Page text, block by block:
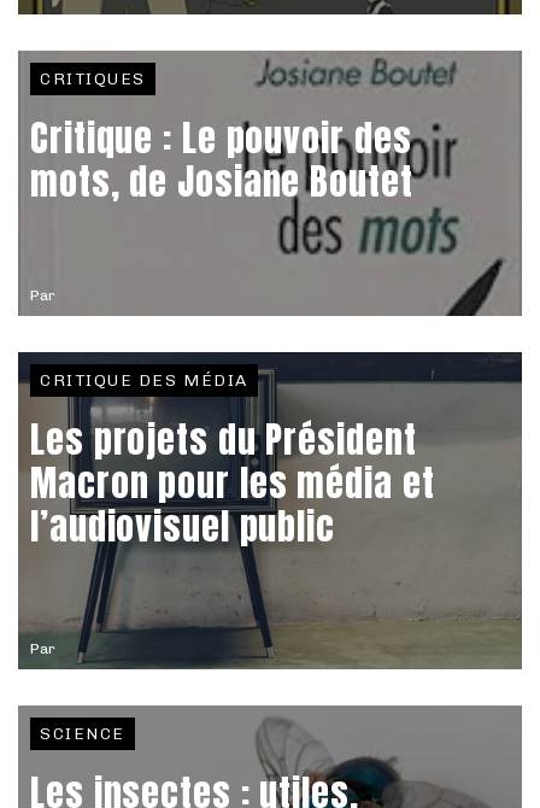
Par
CRITIQUES
Critique : Le pouvoir des
mots, de Josiane Boutet
Par
CRITIQUE DES MÉDIA
Les projets du Président
Macron pour les média et
l’audiovisuel public
SCIENCE
Les insectes : utiles,